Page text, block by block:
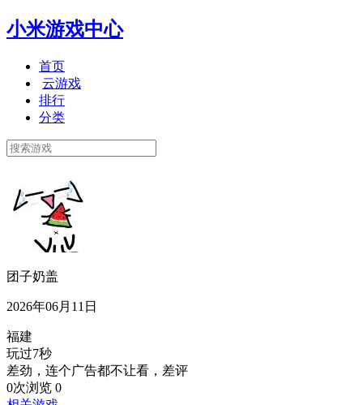
小米游戏中心
首页
云游戏
排行
分类
团子奶盖
2026年06月11日
福建
玩过7秒
差劲，连个广告都不让看，差评
0次浏览 0